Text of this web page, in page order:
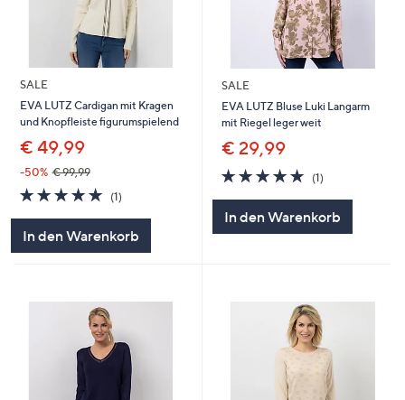
SALE
EVA LUTZ Cardigan mit Kragen
und Knopfleiste figurumspielend
€ 49,99
-50% € 99,99
5.0
von
(1)1
In den Warenkorb
SALE
EVA LUTZ Bluse Luki Langarm
mit Riegel leger weit
€ 29,99
5.0
von
(1)1
In den Warenkorb